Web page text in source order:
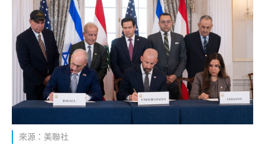
來源：美聯社